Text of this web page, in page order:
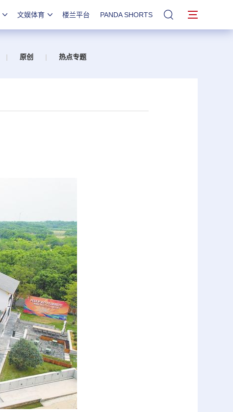
文娱体育 楼兰平台 PANDA SHORTS 站内搜索
| 原创 | 热点专题